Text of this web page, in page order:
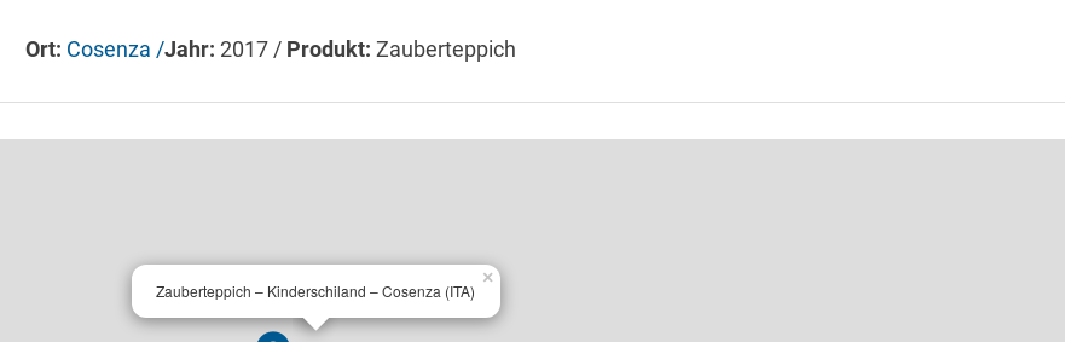
Ort: Cosenza /Jahr: 2017 / Produkt: Zauberteppich
Zauberteppich – Kinderschiland – Cosenza (ITA)
×